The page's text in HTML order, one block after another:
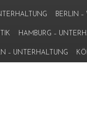
BERLIN –
HAMBURG –
– UNTERHALTUNG